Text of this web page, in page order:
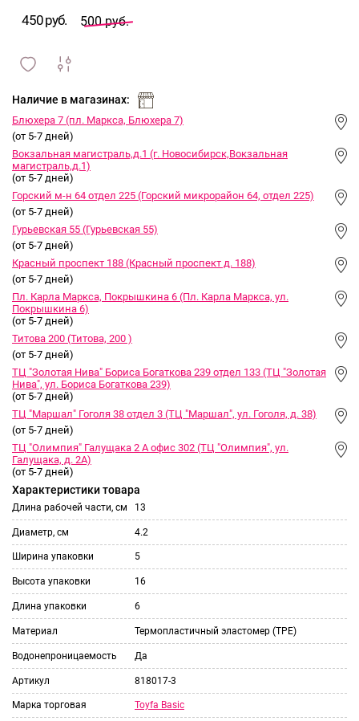
450 руб. 500 руб.
и
Наличие в магазинах:
Блюхера 7 (пл. Маркса, Блюхера 7)
(от 5-7 дней)
Вокзальная магистраль,д.1 (г. Новосибирск,Вокзальная
магистраль,д.1)
(от 5-7 дней)
Горский м-н 64 отдел 225 (Горский микрорайон 64, отдел 225)
(от 5-7 дней)
Гурьевская 55 (Гурьевская 55)
(от 5-7 дней)
Красный проспект 188 (Красный проспект д. 188)
(от 5-7 дней)
Пл. Карла Маркса, Покрышкина 6 (Пл. Карла Маркса, ул.
Покрышкина 6)
(от 5-7 дней)
Титова 200 (Титова, 200 )
(от 5-7 дней)
ТЦ "Золотая Нива" Бориса Богаткова 239 отдел 133 (ТЦ "Золотая
Нива", ул. Бориса Богаткова 239)
(от 5-7 дней)
ТЦ "Маршал" Гоголя 38 отдел 3 (ТЦ "Маршал", ул. Гоголя, д. 38)
(от 5-7 дней)
ТЦ "Олимпия" Галущака 2 А офис 302 (ТЦ "Олимпия", ул.
Галущака, д. 2А)
(от 5-7 дней)
Характеристики товара
Длина рабочей части, см 13
Диаметр, см 4.2
Ширина упаковки 5
Высота упаковки 16
Длина упаковки 6
Материал Термопластичный эластомер (TPE)
Водонепроницаемость Да
Артикул 818017-3
Марка торговая Toyfa Basic